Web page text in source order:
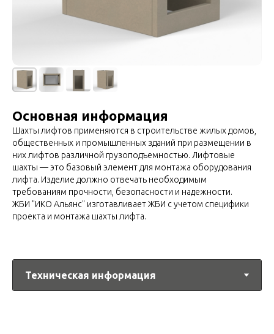
Основная информация
Шахты лифтов применяются в строительстве жилых домов,
общественных и промышленных зданий при размещении в
них лифтов различной грузоподъемностью. Лифтовые
шахты — это базовый элемент для монтажа оборудования
лифта. Изделие должно отвечать необходимым
требованиям прочности, безопасности и надежности.
ЖБИ "ИКО Альянс" изготавливает ЖБИ с учетом специфики
проекта и монтажа шахты лифта.